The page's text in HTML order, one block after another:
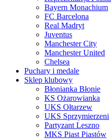
Bayern Monachium
FC Barcelona
Real Madryt
Juventus
Manchester City
Manchester United
Chelsea
Puchary i medale
Sklep klubowy
Błonianka Błonie
KS Ożarowianka
UKS Ołtarzew
UKS Sprzymierzeni
Partyzant Leszno
MKS Piast Piastów